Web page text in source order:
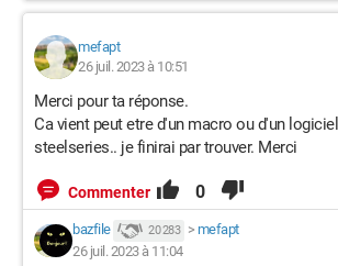
mefapt
26 juil. 2023 à 10:51
Merci pour ta réponse.
Ca vient peut etre d'un macro ou d'un
steelseries.. je finirai par trouver. Merci
Commenter 0
bazfile 20 283 > mefapt
26 juil. 2023 à 11:04